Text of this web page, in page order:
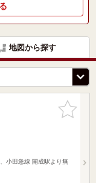
地図から探す
お気に入
りに追加
小田急線 開成駅より無